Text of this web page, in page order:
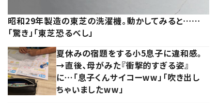
昭和29年製造の東芝の洗濯機。動かしてみると……
「驚き」「東芝恐るべし」
夏休みの宿題をする小5息子に違和感。
→直後、母がみた『衝撃的すぎる姿』
に…「息子くんサイコーww」「吹き出し
ちゃいましたww」